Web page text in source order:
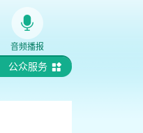
音频播报
公众服务